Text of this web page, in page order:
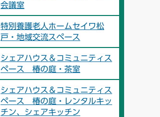
会議室
特別養護老人ホームセイワ松
戸・地域交流スペース
シェアハウス＆コミュニティス
ペース 椿の庭・茶室
シェアハウス＆コミュニティス
ペース 椿の庭・レンタルキッ
チン、シェアキッチン